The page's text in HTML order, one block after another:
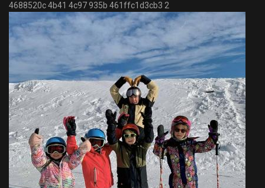
4688520c 4b41 4c97 935b 461ffc1d3cb3 2